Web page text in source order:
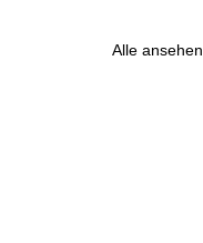
Alle ansehen